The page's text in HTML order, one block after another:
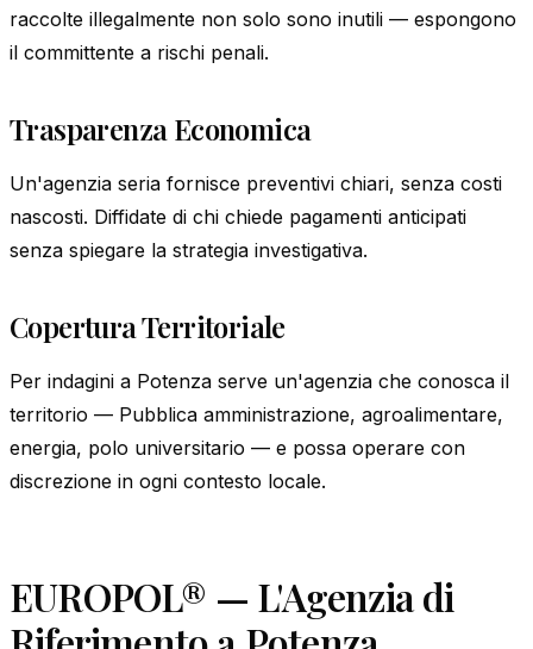
raccolte illegalmente non solo sono inutili — espongono
il committente a rischi penali.
Trasparenza Economica
Un'agenzia seria fornisce preventivi chiari, senza costi
nascosti. Diffidate di chi chiede pagamenti anticipati
senza spiegare la strategia investigativa.
Copertura Territoriale
Per indagini a Potenza serve un'agenzia che conosca il
territorio — Pubblica amministrazione, agroalimentare,
energia, polo universitario — e possa operare con
discrezione in ogni contesto locale.
EUROPOL® — L'Agenzia di